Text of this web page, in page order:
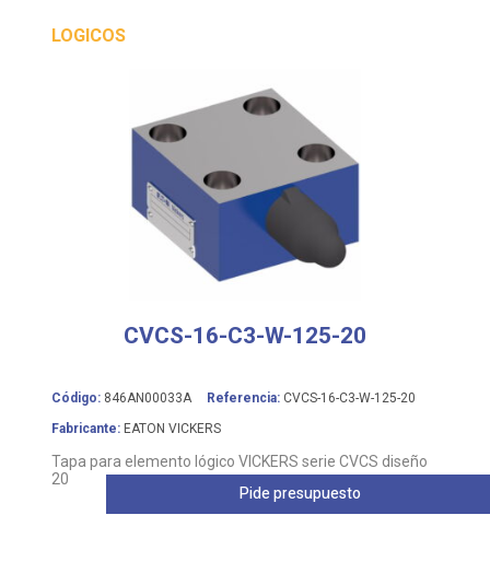
LOGICOS
CVCS-16-C3-W-125-20
Código: 846AN00033A Referencia: CVCS-16-C3-W-125-20
Fabricante: EATON VICKERS
Tapa para elemento lógico VICKERS serie CVCS diseño
20
Pide presupuesto